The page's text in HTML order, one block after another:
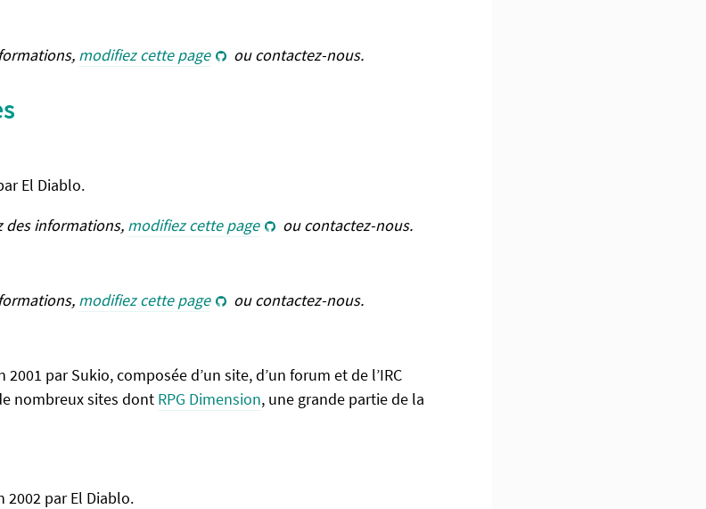
modifiez cette page ou contactez-nous.
El Diablo.
des informations, modifiez cette page ou contactez-nous.
modifiez cette page ou contactez-nous.
par Sukio, composée d’un site, d’un forum et de l’IRC
nombreux sites dont RPG Dimension, une grande partie de la
2002 par El Diablo.